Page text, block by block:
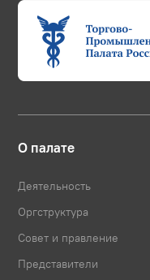
О палате
Деятельность
Оргструктура
Совет и правление
Представители